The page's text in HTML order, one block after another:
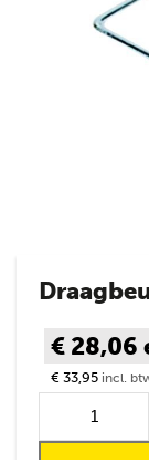
€ 28,06
€ 33,95 incl.